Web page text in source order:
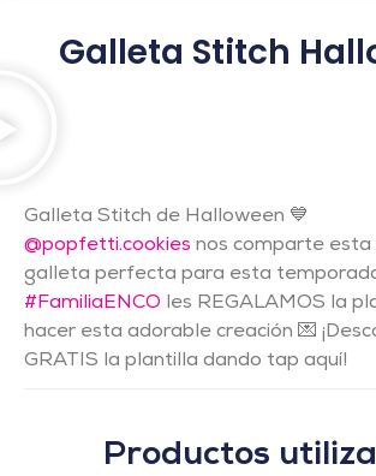
Galleta Stitch
Galleta Stitch de Halloween 💙
@popfetti.cookies nos comparte esta
galleta perfecta para esta temporada
#FamiliaENCO les REGALAMOS la
hacer esta adorable creación 💌
GRATIS la plantilla dando tap aquí!
Productos